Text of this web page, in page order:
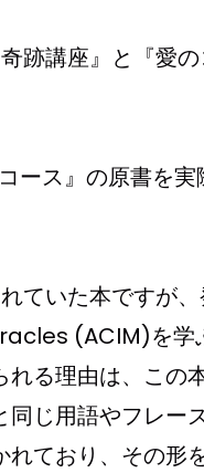
講座』と『愛の
ース』の原書を
ていた本ですが
(ACIM)を学
る理由は、この
じ用語やフレー
ており、その形